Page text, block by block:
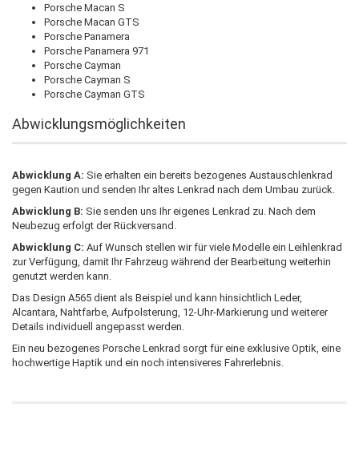
Porsche Macan S
Porsche Macan GTS
Porsche Panamera
Porsche Panamera 971
Porsche Cayman
Porsche Cayman S
Porsche Cayman GTS
Abwicklungsmöglichkeiten
Abwicklung A: Sie erhalten ein bereits bezogenes Austauschlenkrad
gegen Kaution und senden Ihr altes Lenkrad nach dem Umbau zurück.
Abwicklung B: Sie senden uns Ihr eigenes Lenkrad zu. Nach dem
Neubezug erfolgt der Rückversand.
Abwicklung C: Auf Wunsch stellen wir für viele Modelle ein Leihlenkrad
zur Verfügung, damit Ihr Fahrzeug während der Bearbeitung weiterhin
genutzt werden kann.
Das Design A565 dient als Beispiel und kann hinsichtlich Leder,
Alcantara, Nahtfarbe, Aufpolsterung, 12-Uhr-Markierung und weiterer
Details individuell angepasst werden.
Ein neu bezogenes Porsche Lenkrad sorgt für eine exklusive Optik, eine
hochwertige Haptik und ein noch intensiveres Fahrerlebnis.